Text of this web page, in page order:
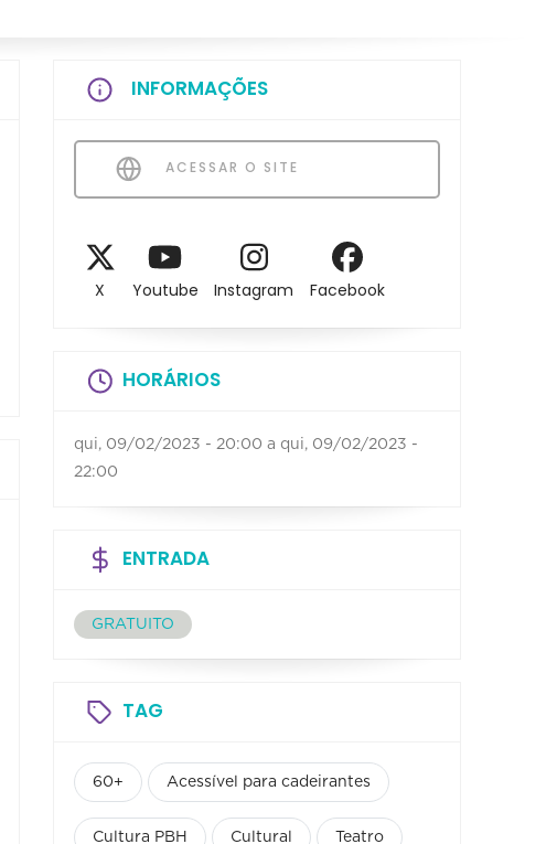
INFORMAÇÕES
ACESSAR O SITE
X Youtube Instagram Facebook
HORÁRIOS
qui, 09/02/2023 - 20:00 a qui, 09/02/2023 -
22:00
ENTRADA
GRATUITO
TAG
60+ Acessível para cadeirantes
Cultura PBH Cultural Teatro